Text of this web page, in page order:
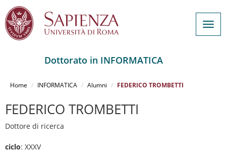
principale
Dottorato in INFORMATICA
Home INFORMATICA Alumni FEDERICO TROMBETTI
FEDERICO TROMBETTI
Dottore di ricerca
ciclo: XXXV